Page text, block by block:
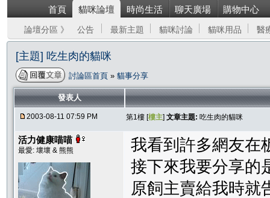
首頁 貓咪論壇 時尚生活 聊天廣場 購物中心
論壇分區 》 公告 最新主題 貓咪討論 貓咪用品 醫
[主題] 吃生肉的貓咪
討論區首頁 » 貓事分享
發表人
2003-08-11 07:59 PM 第1樓 [樓主] 文章主題: 吃生肉的貓咪
活力健康喵喵
最愛: 壞壞 & 熊熊
我看到許多網友在
接下來我要分享的
原飼主賣給我時就